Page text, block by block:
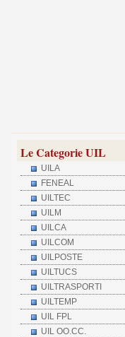
Le Categorie UIL
UILA
FENEAL
UILTEC
UILM
UILCA
UILCOM
UILPOSTE
UILTUCS
UILTRASPORTI
UILTEMP
UIL FPL
UIL OO.CC.